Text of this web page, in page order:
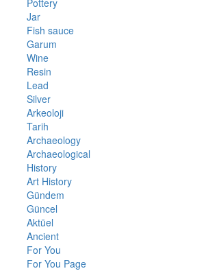
Jar
Fish sauce
Garum
Wine
Resin
Lead
Silver
Arkeoloji
Tarih
Archaeology
Archaeological
History
Art History
Gündem
Güncel
Aktüel
Ancient
For You
For You Page